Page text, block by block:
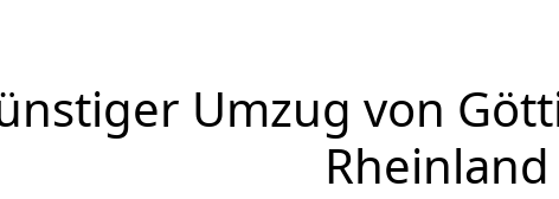
Umzug von
Rheinland